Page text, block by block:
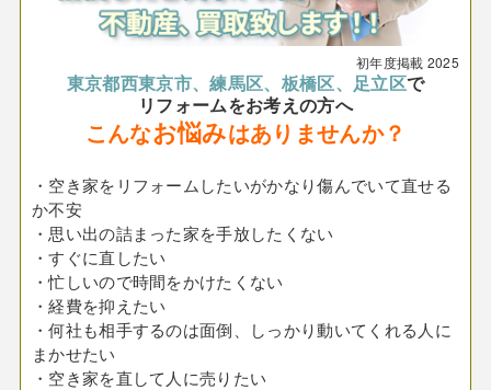
初年度掲載 2025
東京都西東京市、練馬区、板橋区、足立区で
リフォームをお考えの方へ
こんなお悩みはありませんか？
・空き家をリフォームしたいがかなり傷んでいて直せる
か不安
・思い出の詰まった家を手放したくない
・すぐに直したい
・忙しいので時間をかけたくない
・経費を抑えたい
・何社も相手するのは面倒、しっかり動いてくれる人に
まかせたい
・空き家を直して人に売りたい